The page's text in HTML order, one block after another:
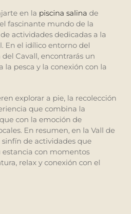
en la piscina salina de
fascinante mundo de la
actividades dedicadas a la
En el idílico entorno del
Cavall, encontrarás un
la pesca y la conexión con la
explorar a pie, la recolección
que combina la
con la emoción de
En resumen, en la Vall de
de actividades que
con momentos
relax y conexión con el